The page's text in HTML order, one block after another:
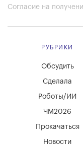
Согласие на
РУБРИКИ
Новости
Обсудить
Сделала
Роботы/ИИ
ЧМ2026
Прокачаться